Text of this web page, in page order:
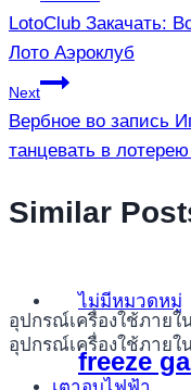
อุปกรณ์เครื่องใช้ภายใ
อุปกรณ์เครื่องใช้ภายใ
เรื่อง
LotoClub Закачать:
Лото Аэроклуб
Next
Вербное во запись
танцевать в
Similar
ไม่มีหมวดหมู่
freeze